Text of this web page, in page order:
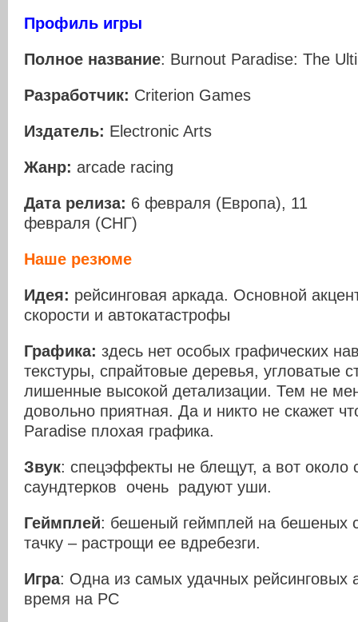
Профиль игры
Полное название: Burnout Paradise: The
Разработчик: Criterion Games
Издатель: Electronic Arts
Жанр: arcade racing
Дата релиза: 6 февраля (Европа), 11
февраля (СНГ)
Наше резюме
Идея: рейсинговая аркада. Основной
скорости и автокатастрофы
Графика: здесь нет особых графических
текстуры, спрайтовые деревья, угловатые
лишенные высокой детализации. Тем не
довольно приятная. Да и никто не скажет
Paradise плохая графика.
Звук: спецэффекты не блещут, а вот около
саундтерков очень радуют уши.
Геймплей: бешеный геймплей на бешеных
тачку – растрощи ее вдребезги.
Игра: Одна из самых удачных рейсинговых
время на PC